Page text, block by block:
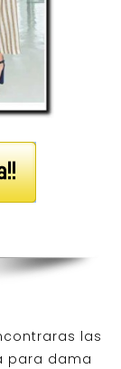
las
para dama